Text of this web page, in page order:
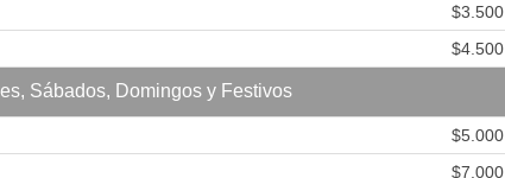
$3.500
$4.500
Sábados, Domingos y Festivos
$5.000
$7.000